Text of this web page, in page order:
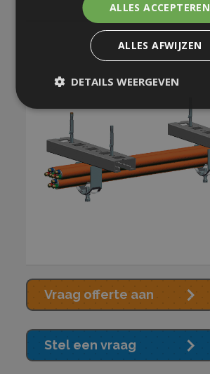
Vraag offerte aan
Stel een vraag
ALLES ACCEPTEREN
ALLES AFWIJZEN
DETAILS WEERGEVEN